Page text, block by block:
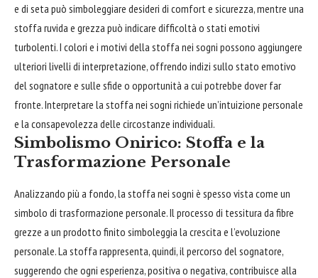
e di seta può simboleggiare desideri di comfort e sicurezza, mentre una
stoffa ruvida e grezza può indicare difficoltà o stati emotivi
turbolenti. I colori e i motivi della stoffa nei sogni possono aggiungere
ulteriori livelli di interpretazione, offrendo indizi sullo stato emotivo
del sognatore e sulle sfide o opportunità a cui potrebbe dover far
fronte. Interpretare la stoffa nei sogni richiede un’intuizione personale
e la consapevolezza delle circostanze individuali.
Simbolismo Onirico: Stoffa e la
Trasformazione Personale
Analizzando più a fondo, la stoffa nei sogni è spesso vista come un
simbolo di trasformazione personale. Il processo di tessitura da fibre
grezze a un prodotto finito simboleggia la crescita e l’evoluzione
personale. La stoffa rappresenta, quindi, il percorso del sognatore,
suggerendo che ogni esperienza, positiva o negativa, contribuisce alla